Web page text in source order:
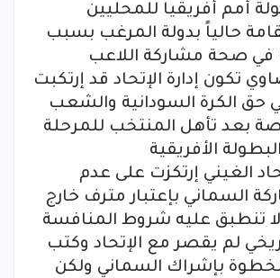
أمم أفريقيا للمحليين
حالياً بدولة المرغب بسبب
في صحة مشاركة اللاعب
تكون إدارة الإتحاد قد إرتكبت
حق الكرة السودانية والشعب
بعد تأهل المنتخب للمرحلة
الأفريقية
الغيني إرتكزت على عدم
السماني بإعتبار مترف خارج
تنطبق عليه شروط المنافسة
لم يقصر مع الإتحاد وكتب
بإشراك السماني ولكن